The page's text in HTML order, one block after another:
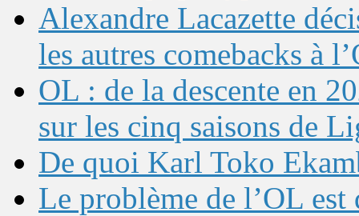
Alexandre Lacazette
les autres comebacks à
OL : de la descente en
sur les cinq saisons de
De quoi Karl Toko
Le problème de l’OL